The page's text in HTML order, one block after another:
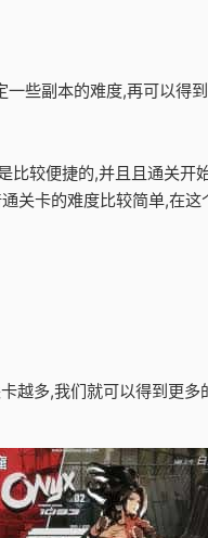
些副本的难度,再可以得
较便捷的,并且且通关
关卡的难度比较简单,在
多,我们就可以得到更